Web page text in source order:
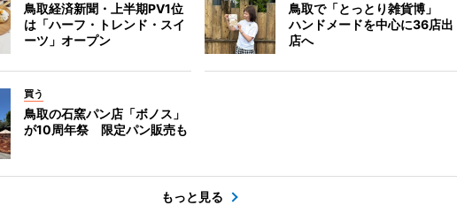
鳥取経済新聞・上半期PV1位
は「ハーフ・トレンド・スイ
ーツ」オープン
鳥取で「とっとり雑貨博」
ハンドメードを中心に36店出
店へ
買う
鳥取の石窯パン店「ボノス」
が10周年祭 限定パン販売も
もっと見る